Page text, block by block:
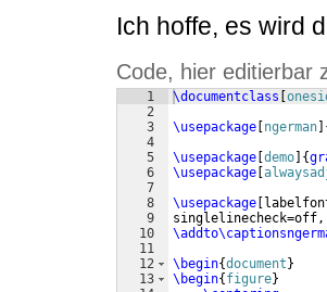
Ich hoffe, es wird
Code, hier editierbar
1
2
3
4
5
6
7
8
9
10
11
12
13
\documentclass
\usepackage ngerman
\usepackage demo {
\usepackage
\usepackage
singlelinecheck=off,
\begin{document }
\begin{ figure}